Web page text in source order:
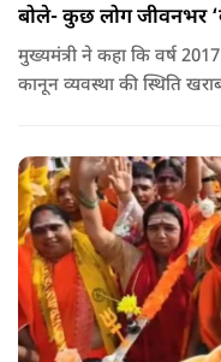
बोले- कुछ लोग जीवनभर
मुख्यमंत्री ने कहा कि वर्ष
कानून व्यवस्था की स्थिति
हस्तशिल्पियों को उठाना पड़ा.